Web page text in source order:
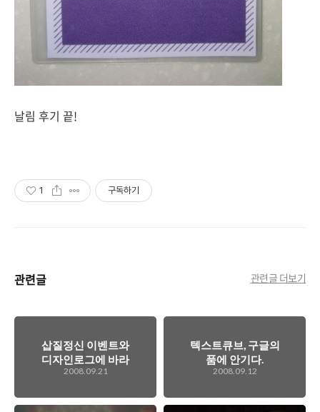
날림 후기 끝!
1 구독하기
관련글 관련글 더보기
삽질정신 이벤트와
디자인로그에 바라
는 점. ^^;
2008.09.21
텍스트큐브, 구글의
품에 안기다.
2008.09.12